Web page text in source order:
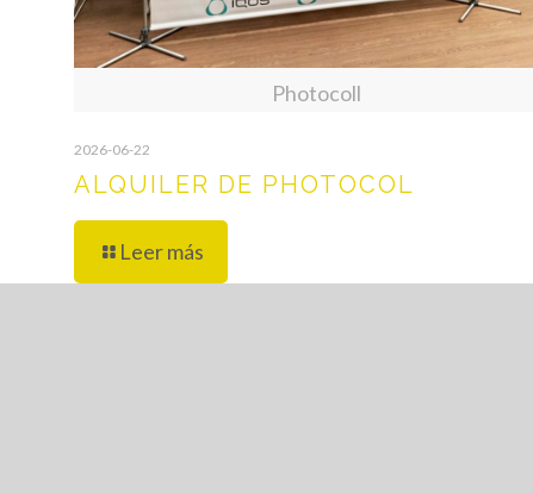
Photocoll
2026-06-22
ALQUILER DE PHOTOCOL
Leer más